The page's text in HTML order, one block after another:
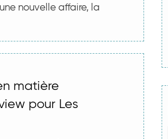
nouvelle affaire, la
matière
pour Les